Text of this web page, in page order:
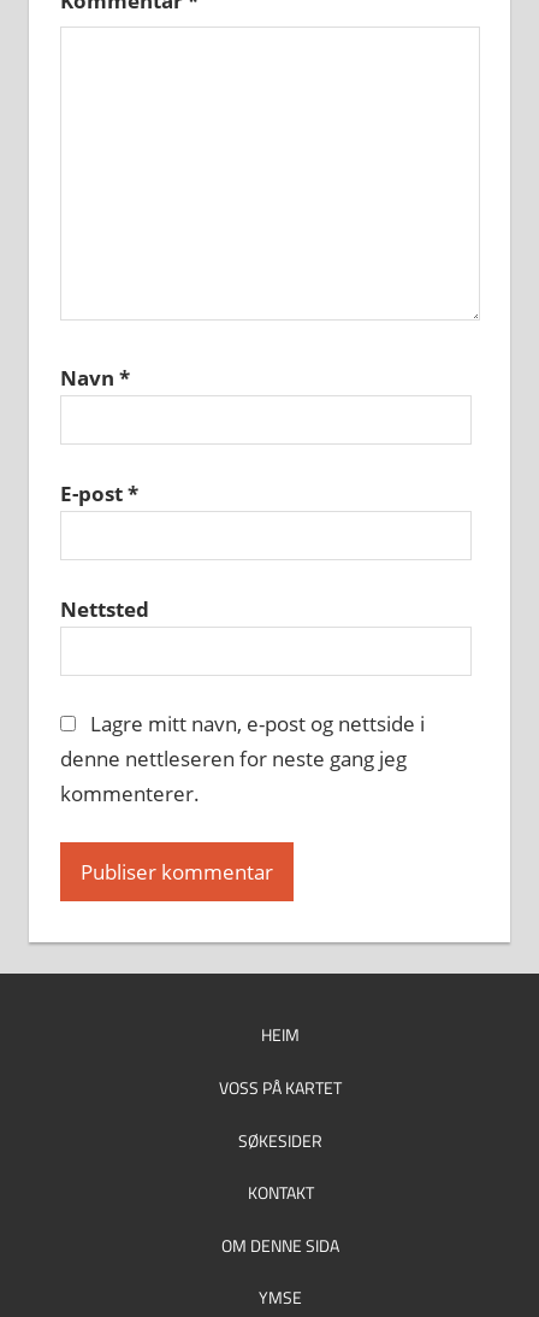
Navn *
E-post*
Nettsted
Lagre mitt navn, e-post og nettside i
denne nettleseren for neste gang jeg
kommenterer.
HEIM
VOSS PÅ KARTET
SØKESIDER
KONTAKT
OM DENNE SIDA
YMSE